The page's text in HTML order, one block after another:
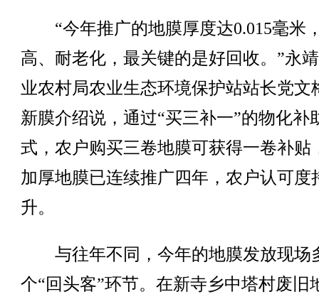
“今年推广的地膜厚度达0.015毫米
高、耐老化，最关键的是好回收。”永
业农村局农业生态环境保护站站长党文
新膜介绍说，通过“买三补一”的物化补
式，农户购买三卷地膜可获得一卷补贴
加厚地膜已连续推广四年，农户认可度
升。
与往年不同，今年的地膜发放现场
个“回头客”环节。在新寺乡中塔村废旧